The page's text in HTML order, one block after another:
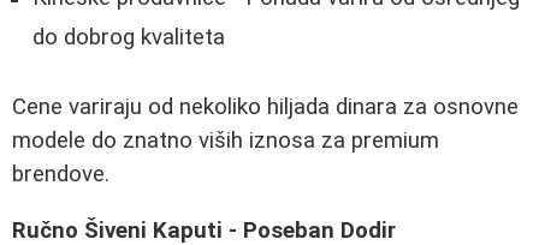
do dobrog kvaliteta
Cene variraju od nekoliko hiljada dinara za osnovne
modele do znatno viših iznosa za premium
brendove.
Ručno Šiveni Kaputi - Poseban Dodir